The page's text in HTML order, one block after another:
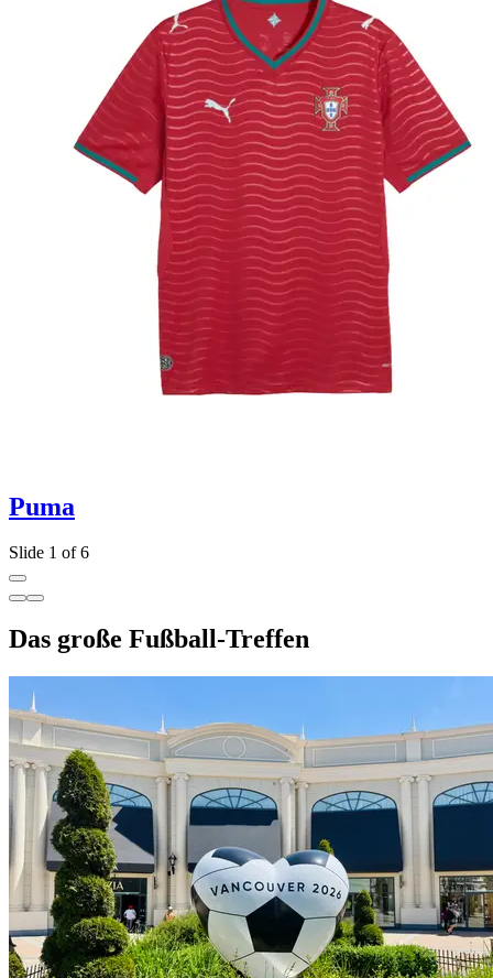
Puma
Slide 1 of 6
Das große Fußball-Treffen